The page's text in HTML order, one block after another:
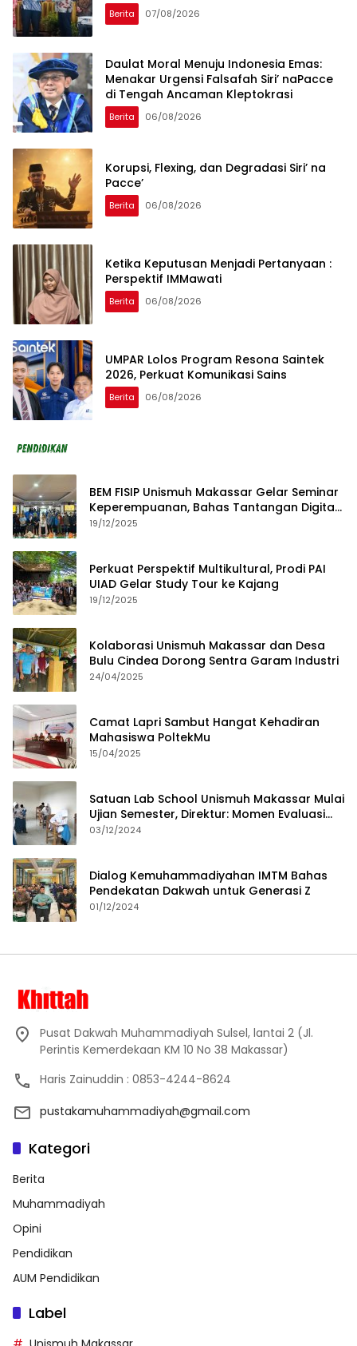
Berita 07/08/2026
Daulat Moral Menuju Indonesia Emas:
Menakar Urgensi Falsafah Siri’ naPacce
di Tengah Ancaman Kleptokrasi
Berita 06/08/2026
Korupsi, Flexing, dan Degradasi Siri’ na
Pacce’
Berita 06/08/2026
Ketika Keputusan Menjadi Pertanyaan :
Perspektif IMMawati
Berita 06/08/2026
UMPAR Lolos Program Resona Saintek
2026, Perkuat Komunikasi Sains
Berita 06/08/2026
BEM FISIP Unismuh Makassar Gelar Seminar
Keperempuanan, Bahas Tantangan Digital
dan Budaya Lokal
19/12/2025
Perkuat Perspektif Multikultural, Prodi PAI
UIAD Gelar Study Tour ke Kajang
19/12/2025
Kolaborasi Unismuh Makassar dan Desa
Bulu Cindea Dorong Sentra Garam Industri
24/04/2025
Camat Lapri Sambut Hangat Kehadiran
Mahasiswa PoltekMu
15/04/2025
Satuan Lab School Unismuh Makassar Mulai
Ujian Semester, Direktur: Momen Evaluasi
Proses Pembelajaran
03/12/2024
Dialog Kemuhammadiyahan IMTM Bahas
Pendekatan Dakwah untuk Generasi Z
01/12/2024
Pusat Dakwah Muhammadiyah Sulsel, lantai 2 (Jl.
Perintis Kemerdekaan KM 10 No 38 Makassar)
Haris Zainuddin : 0853-4244-8624
pustakamuhammadiyah@gmail.com
Kategori
Berita
Muhammadiyah
Opini
Pendidikan
AUM Pendidikan
Label